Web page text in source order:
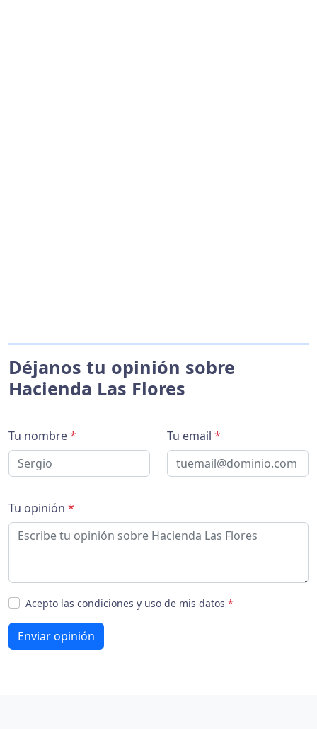
Déjanos tu opinión sobre
Hacienda Las Flores
Tu nombre* Tu email *
Tu opinión *
Acepto las condiciones y uso de mis datos *
Enviar opinión